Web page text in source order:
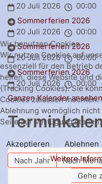
20 Juli 2026
00:00
Sommerferien 2026
20 Juli 2026
00:00
Sommerferien 2026
20 Juli 2026
00:00
Sommerferien 2026
20 Juli 2026
00:00
Ganzen Kalender ansehen
Nach Jahr Nach
Gehe
Wir benutzen Cookies
Wir nutzen Cookies auf
essenziell für den Betrieb
helfen, diese Website und
(Tracking Cookies). Sie
Cookies zulassen
Ablehnung womöglich
Seite zur Verfügung stehen.
Akzeptieren
Ablehnen
Weitere